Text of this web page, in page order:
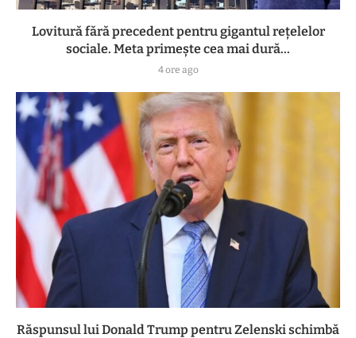
Lovitură fără precedent pentru gigantul rețelelor
sociale. Meta primește cea mai dură...
4 ore ago
Răspunsul lui Donald Trump pentru Zelenski schimbă